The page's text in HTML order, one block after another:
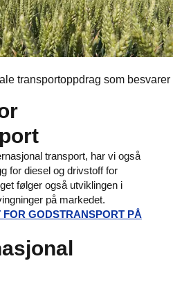
transportoppdrag som besvarer
transport, har vi også
for diesel og drivstoff for
følger også utviklingen i
på markedet.
GODSTRANSPORT PÅ